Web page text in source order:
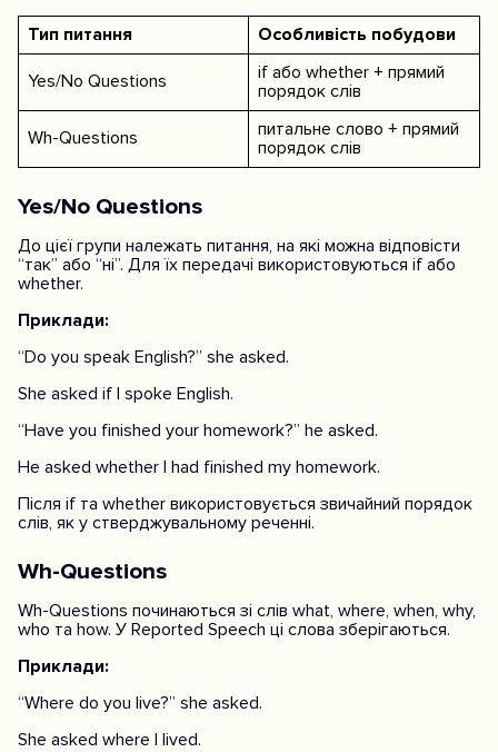
Тип питання Особливість побудови
Yes/No Questions
if або whether + прямий
порядок слів
Wh-Questions
питальне слово + прямий
порядок слів
Yes/No Questions
До цієї групи належать питання, на які можна відповісти
“так” або “ні”. Для їх передачі використовуються if або
whether.
Приклади:
“Do you speak English?” she asked.
She asked if I spoke English.
“Have you finished your homework?” he asked.
He asked whether I had finished my homework.
Після if та whether використовується звичайний порядок
слів, як у стверджувальному реченні.
Wh-Questions
Wh-Questions починаються зі слів what, where, when, why,
who та how. У Reported Speech ці слова зберігаються.
Приклади:
“Where do you live?” she asked.
She asked where I lived.